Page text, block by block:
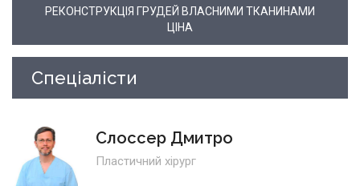
РЕКОНСТРУКЦІЯ ГРУДЕЙ ВЛАСНИМИ ТКАНИНАМИ
ЦІНА
Спеціалісти
Слоссер Дмитро
Пластичний хірург